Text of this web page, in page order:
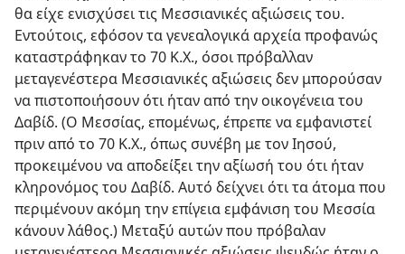
θα είχε ενισχύσει τις Μεσσιανικές αξιώσεις του.
Εντούτοις, εφόσον τα γενεαλογικά αρχεία προφανώς
καταστράφηκαν το 70 Κ.Χ., όσοι πρόβαλλαν
μεταγενέστερα Μεσσιανικές αξιώσεις δεν μπορούσαν
να πιστοποιήσουν ότι ήταν από την οικογένεια του
Δαβίδ. (Ο Μεσσίας, επομένως, έπρεπε να εμφανιστεί
πριν από το 70 Κ.Χ., όπως συνέβη με τον Ιησού,
προκειμένου να αποδείξει την αξίωσή του ότι ήταν
κληρονόμος του Δαβίδ. Αυτό δείχνει ότι τα άτομα που
περιμένουν ακόμη την επίγεια εμφάνιση του Μεσσία
κάνουν λάθος.) Μεταξύ αυτών που πρόβαλαν